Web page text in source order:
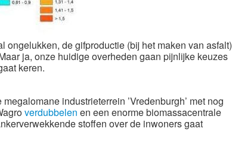
ongelukken, de gifproductie (bij het maken van asfalt)
ja, onze huidige overheden gaan pijnlijke keuzes
keren.
industrieterrein ’Vredenburgh’ met nog
verdubbelen en een enorme biomassacentrale
stoffen over de inwoners gaat